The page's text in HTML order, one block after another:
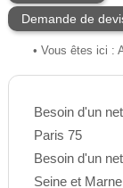
Demande de
• Vous êtes ici :
Besoin d'un
Paris 75
Besoin d'un
Seine et